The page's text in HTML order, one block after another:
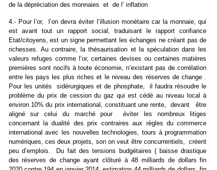
de la dépréciation des monnaies et de l’ inflation
4.- Pour l’or, l’on devra éviter l’illusion monétaire car la monnaie, qui
est avant tout un rapport social, traduisant le rapport confiance
Etat/citoyens, est un signe permettant les échanges ne créant pas de
richesses. Au contraire, la thésaurisation et la spéculation dans les
valeurs refuges comme l’or, certaines devises ou certaines matières
premières sont nocifs à toute économie, n’existant pas de corrélation
entre les pays les plus riches et le niveau des réserves de change .
Pour les unités sidérurgiques et de phosphate, il faudra résoudre le
problème du prix de cession du gaz qui est cédé au niveau local à
environ 10% du prix international, constituant une rente, devant être
aligné sur celui du marché pour éviter les nombreux litiges
concernant la dualité des prix contraires aux règles du commerce
international avec les nouvelles technologies, tours à programmation
numériques, ces deux projets, son on veut être concurrentiels, créent
peu d’emplois. Du fait des tensions budgétaires ( baisse drastique
des réserves de change ayant clôturé à 48 milliards de dollars fin